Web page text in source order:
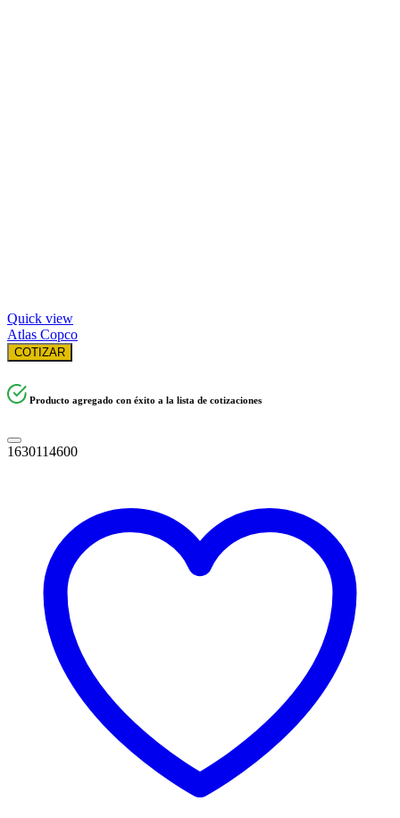
Quick view
Atlas Copco
COTIZAR
Producto agregado con éxito a la lista de cotizaciones
1630114600